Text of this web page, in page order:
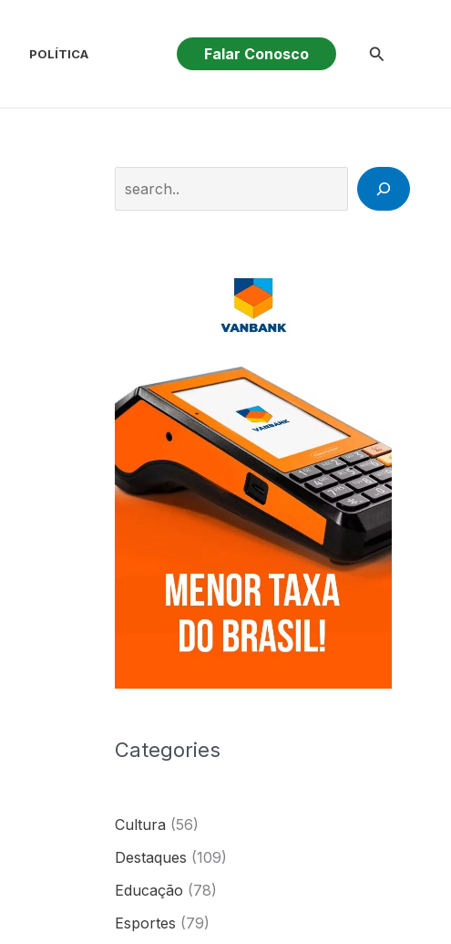
POLÍTICA Falar Conosco Pesquisar
Categories
Cultura (56)
Destaques (109)
Educação (78)
Esportes (79)